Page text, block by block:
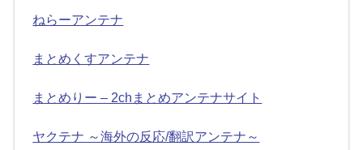
ねらーアンテナ
まとめくすアンテナ
まとめりー – 2chまとめアンテナサイト
ヤクテナ ～海外の反応/翻訳アンテナ～